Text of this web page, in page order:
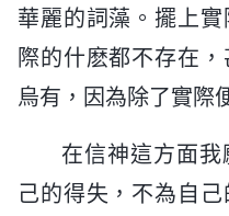
華麗的詞藻。擺上
際的什麽都不存在
烏有，因為除了實際
在信神這方面
己的得失，不為自